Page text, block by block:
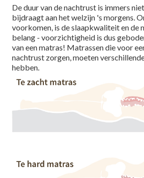
De duur van de nachtrust is immers
bijdraagt aan het welzijn 's morgens.
voorkomen, is de slaapkwaliteit en de
belang - voorzichtigheid is dus
van een matras! Matrassen die voor
nachtrust zorgen, moeten
hebben.